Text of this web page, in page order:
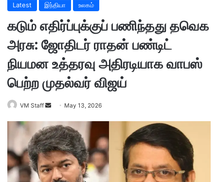
Latest இந்தியா உலகம்
கடும் எதிர்ப்புக்குப் பணிந்தது தவெக
அரசு: ஜோதிடர் ராதன் பண்டிட்
நியமன உத்தரவு அதிரடியாக வாபஸ்
பெற்ற முதல்வர் விஜய்
VM Staff
n
d
a
n
e
May 13, 2026